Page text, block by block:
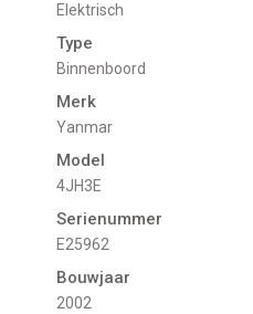
Elektrisch
Type
Binnenboord
Merk
Yanmar
Model
4JH3E
Serienummer
E25962
Bouwjaar
2002